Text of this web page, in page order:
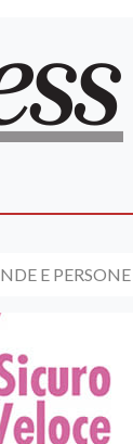
E PERSONE